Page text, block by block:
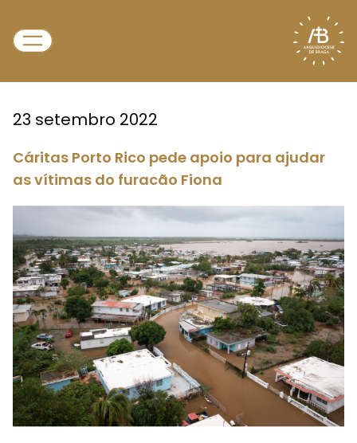
23 setembro 2022
Cáritas Porto Rico pede apoio para ajudar
as vítimas do furacão Fiona